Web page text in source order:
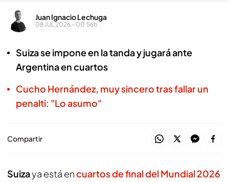
Juan Ignacio Lechuga
08 JUL 2026 - 00:56h.
Suiza se impone en la tanda y jugará ante
Argentina en cuartos
Cucho Hernández, muy sincero tras fallar un
penalti: "Lo asumo"
Compartir
Suizaya está encuartos de final del Mundial 2026